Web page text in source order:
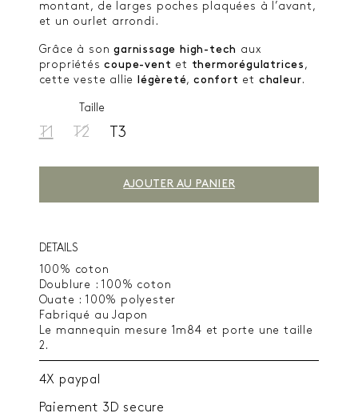
montant, de larges poches plaquées à l’avant,
et un ourlet arrondi.
Grâce à songarnissage high-tech aux
propriétéscoupe-vent et thermorégulatrices ,
cette veste allie légèreté,confort et chaleur.
Taille
T1 T2 T3
AJOUTER AU PANIER
DETAILS
100% coton
Doublure : 100% coton
Ouate : 100% polyester
Fabriqué au Japon
Le mannequin mesure 1m84 et porte une taille
2.
4X paypal
Paiement 3D secure